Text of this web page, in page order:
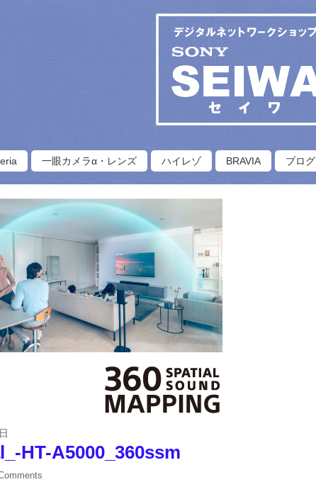
一眼カメラα・レンズ ハイレゾ BRAVIA ブログ
HT-A5000_360ssm